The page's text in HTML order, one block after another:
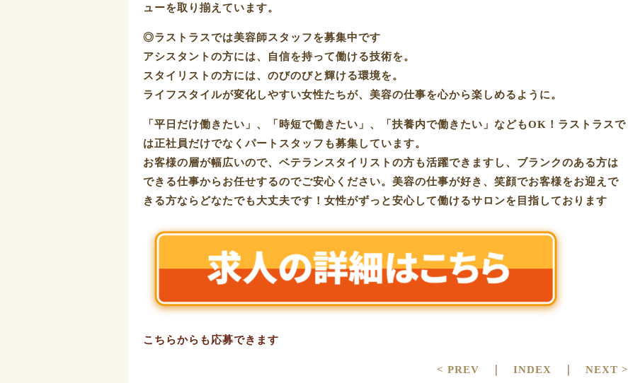
ューを取り揃えています。
◎ラストラスでは美容師スタッフを募集中です
アシスタントの方には、自信を持って働ける技術を。
スタイリストの方には、のびのびと輝ける環境を。
ライフスタイルが変化しやすい女性たちが、美容の仕事を心から楽しめるように。
「平日だけ働きたい」、「時短で働きたい」、「扶養内で働きたい」などもOK！ラストラスで
は正社員だけでなくパートスタッフも募集しています。
お客様の層が幅広いので、ベテランスタイリストの方も活躍できますし、ブランクのある方は
できる仕事からお任せするのでご安心ください。美容の仕事が好き、笑顔でお客様をお迎えで
きる方ならどなたでも大丈夫です！女性がずっと安心して働けるサロンを目指しております
こちらからも応募できます
< PREV INDEX NEXT >